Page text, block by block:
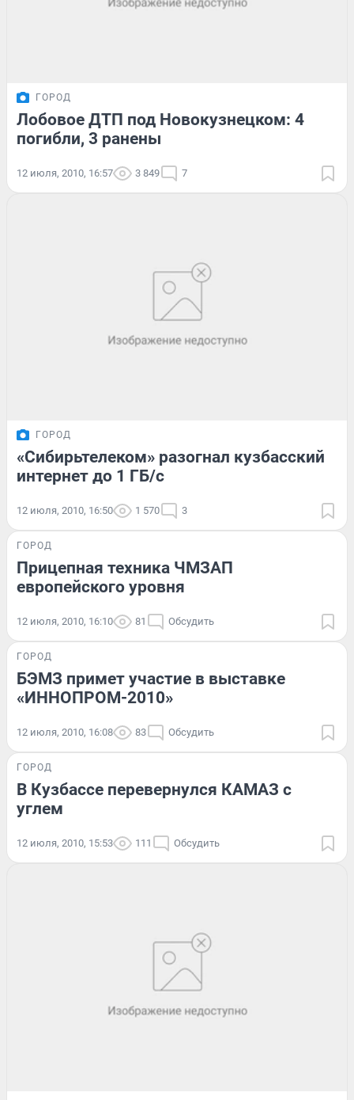
ГОРОД
Лобовое ДТП под Новокузнецком: 4
погибли, 3 ранены
12 июля, 2010, 16:57 3 849 7
ГОРОД
«Сибирьтелеком» разогнал кузбасский
интернет до 1 ГБ/с
12 июля, 2010, 16:50 1 570 3
ГОРОД
Прицепная техника ЧМЗАП
европейского уровня
12 июля, 2010, 16:10 81 Обсудить
ГОРОД
БЭМЗ примет участие в выставке
«ИННОПРОМ-2010»
12 июля, 2010, 16:08 83 Обсудить
ГОРОД
В Кузбассе перевернулся КАМАЗ с
углем
12 июля, 2010, 15:53 111 Обсудить